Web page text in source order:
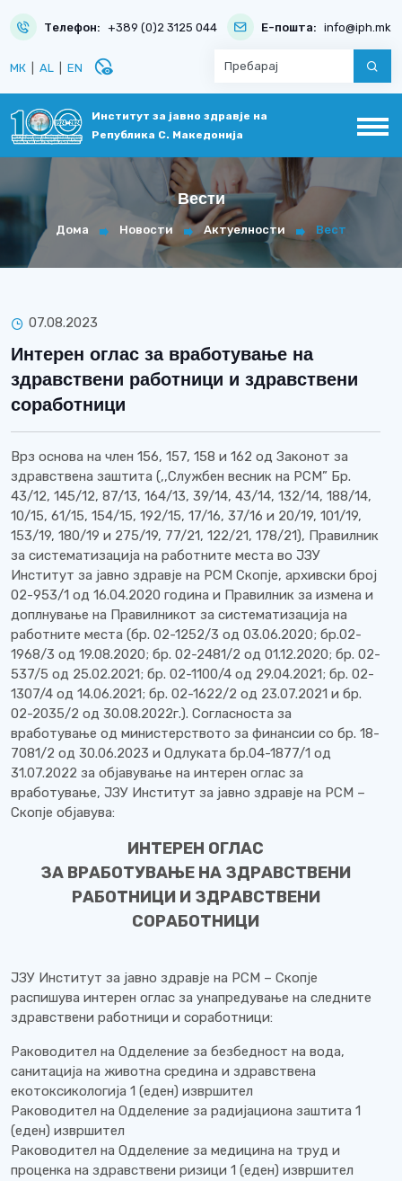
Телефон: +389 (0)2 3125 044 Е-пошта: info@iph.mk
МК AL EN disabled_visible
Институт за јавно здравје на
Република С. Македонија
Вести
Дома Новости Актуелности Вест
07.08.2023
Интерен оглас за вработување на
здравствени работници и здравствени
соработници
Врз основа на член 156, 157, 158 и 162 од Законот за
здравствена заштита (,,Службен весник на РСМ” Бр.
43/12, 145/12, 87/13, 164/13, 39/14, 43/14, 132/14, 188/14,
10/15, 61/15, 154/15, 192/15, 17/16, 37/16 и 20/19, 101/19,
153/19, 180/19 и 275/19, 77/21, 122/21, 178/21), Правилник
за систематизација на работните места во ЈЗУ
Институт за јавно здравје на РСМ Скопје, архивски број
02-953/1 од 16.04.2020 година и Правилник за измена и
доплнување на Правилникот за систематизација на
работните места (бр. 02-1252/3 од 03.06.2020; бр.02-
1968/3 од 19.08.2020; бр. 02-2481/2 од 01.12.2020; бр. 02-
537/5 од 25.02.2021; бр. 02-1100/4 од 29.04.2021; бр. 02-
1307/4 од 14.06.2021; бр. 02-1622/2 од 23.07.2021 и бр.
02-2035/2 од 30.08.2022г.). Согласноста за
вработување од министерството за финансии со бр. 18-
7081/2 од 30.06.2023 и Одлуката бр.04-1877/1 од
31.07.2022 за објавување на интерен оглас за
вработување, ЈЗУ Институт за јавно здравје на РСМ –
Скопје објавува:
ИНТЕРЕН ОГЛАС
ЗА ВРАБОТУВАЊЕ НА ЗДРАВСТВЕНИ
РАБОТНИЦИ И ЗДРАВСТВЕНИ
СОРАБОТНИЦИ
ЈЗУ Институт за јавно здравје на РСМ – Скопје
распишува интерен оглас за унапредување на следните
здравствени работници и соработници:
Раководител на Одделение за безбедност на вода,
санитација на животна средина и здравствена
екотоксикологија 1 (еден) извршител
Раководител на Одделение за радијациона заштита 1
(еден) извршител
Раководител на Одделение за медицина на труд и
проценка на здравствени ризици 1 (еден) извршител